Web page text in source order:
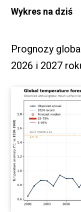
Wykres na dziś
Prognozy
2026 i 2027